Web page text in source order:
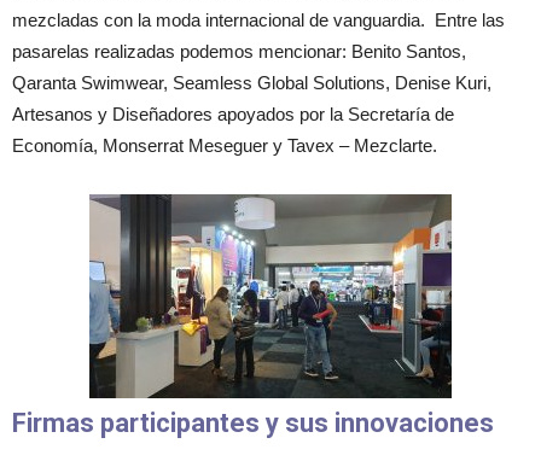
mezcladas con la moda internacional de vanguardia. Entre las
pasarelas realizadas podemos mencionar: Benito Santos,
Qaranta Swimwear, Seamless Global Solutions, Denise Kuri,
Artesanos y Diseñadores apoyados por la Secretaría de
Economía, Monserrat Meseguer y Tavex – Mezclarte.
Firmas participantes y sus innovaciones